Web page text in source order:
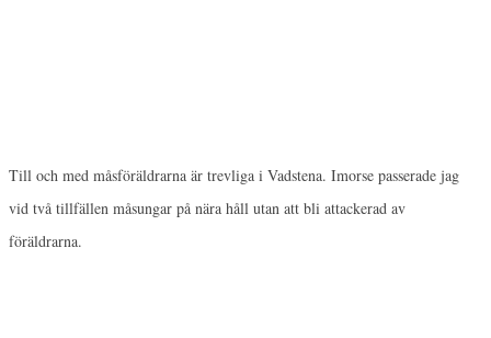
Till och med måsföräldrarna är trevliga i Vadstena. Imorse passerade jag
vid två tillfällen måsungar på nära håll utan att bli attackerad av
föräldrarna.